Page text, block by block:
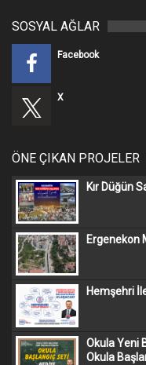
SOSYAL AĞLAR
Facebook
X
ÖNE ÇIKAN PROJELER
Kır Düğün
Ergenekon
Hemşehri
Okula Yeni
Okula